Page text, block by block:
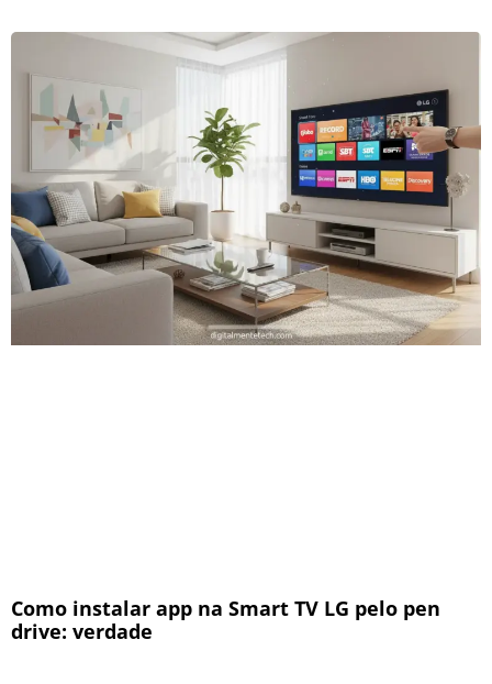
Como instalar app na Smart TV LG pelo pen
drive: verdade